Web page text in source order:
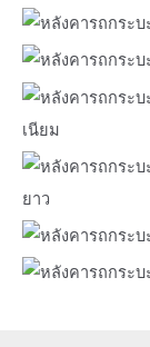
เนียม
ยาว